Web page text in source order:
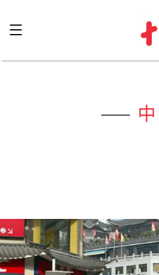
to
content
——